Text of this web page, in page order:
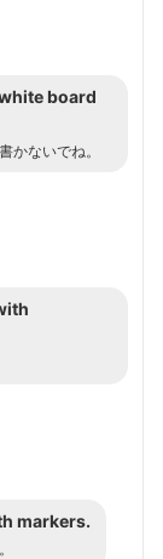
board
かないでね。
markers.